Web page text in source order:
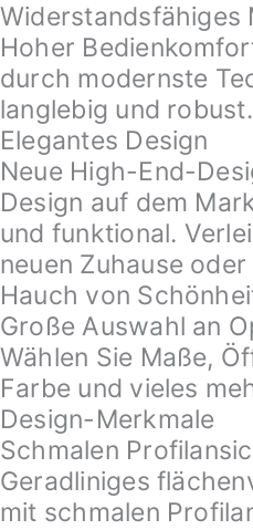
Widerstandsfähiges
Hoher
durch modernste
langlebig und robust.
Elegantes Design
Neue High-End-
Design auf dem
und funktional.
neuen Zuhause
Hauch von
Große Auswahl an
Wählen Sie Maße,
Farbe und vieles
Design-Merkmale
Schmalen
Geradliniges
mit schmalen